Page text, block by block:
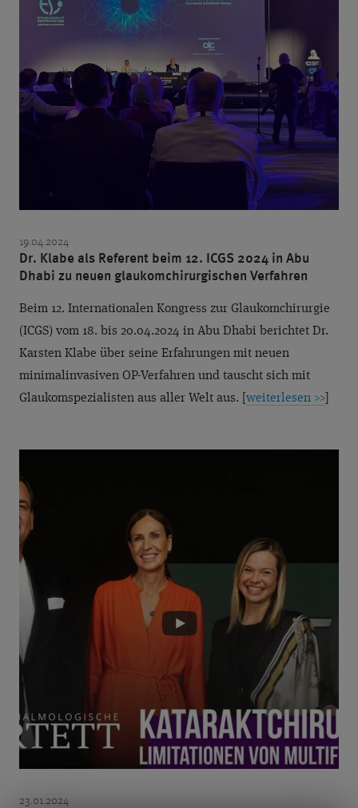
19.04.2024
Dr. Klabe als Referent beim 12. ICGS 2024 in Abu
Dhabi zu neuen glaukomchirurgischen Verfahren
Beim 12. Internationalen Kongress zur Glaukomchirurgie
(ICGS) vom 18. bis 20.04.2024 in Abu Dhabi berichtet Dr.
Karsten Klabe über seine Erfahrungen mit neuen
minimalinvasiven OP-Verfahren und tauscht sich mit
Glaukomspezialisten aus aller Welt aus. [ weiterlesen >>
23.01.2024